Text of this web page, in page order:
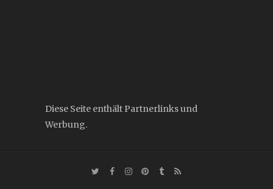
Diese Seite enthält Partnerlinks und
Werbung.